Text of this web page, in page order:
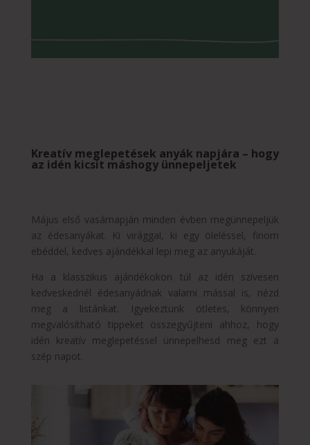
Kreatív meglepetések anyák napjára – hogy
az idén kicsit máshogy ünnepeljetek
Május első vasárnapján minden évben megünnepeljük
az édesanyákat. Ki virággal, ki egy öleléssel, finom
ebéddel, kedves ajándékkal lepi meg az anyukáját.
Ha a klasszikus ajándékokon túl az idén szívesen
kedveskednél édesanyádnak valami mással is, nézd
meg a listánkat. Igyekeztünk ötletes, könnyen
megvalósítható tippeket összegyűjteni ahhoz, hogy
idén kreatív meglepetéssel ünnepelhesd meg ezt a
szép napot.